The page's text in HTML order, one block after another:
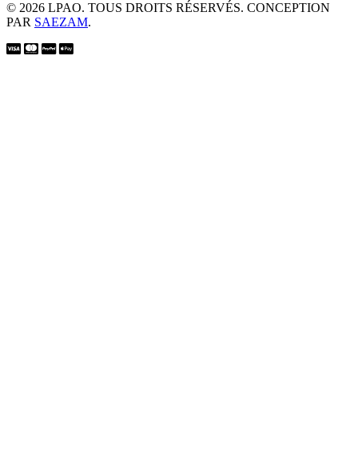
© 2026 LPAO. TOUS DROITS RÉSERVÉS. CONCEPTION
PAR SAEZAM.